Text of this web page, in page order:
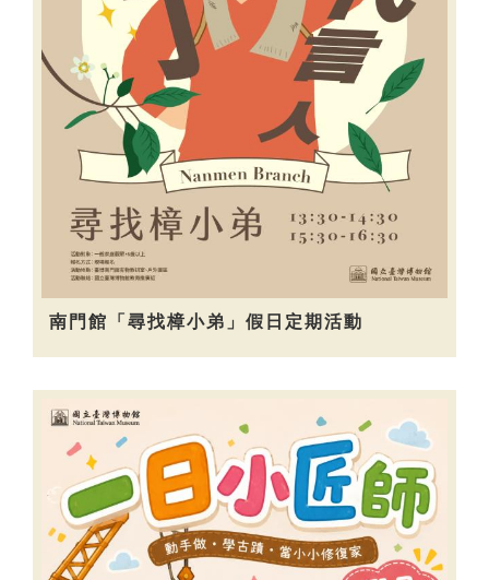
南門館「尋找樟小弟」假日定期活動